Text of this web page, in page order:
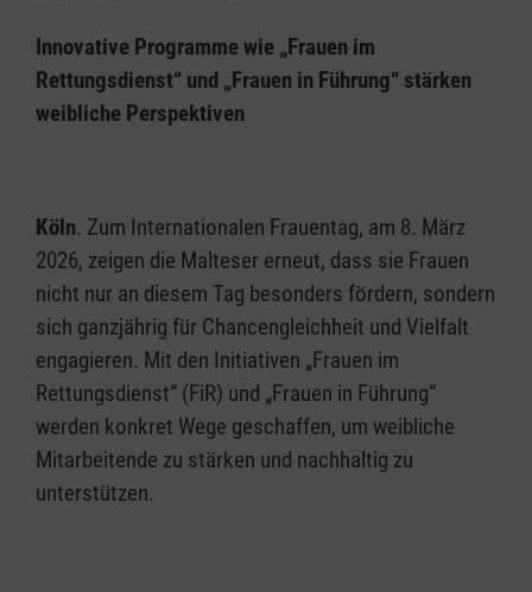
Innovative Programme wie „Frauen im
Rettungsdienst“ und „Frauen in Führung“ stärken
weibliche Perspektiven
Köln. Zum Internationalen Frauentag, am 8. März
2026, zeigen die Malteser erneut, dass sie Frauen
nicht nur an diesem Tag besonders fördern, sondern
sich ganzjährig für Chancengleichheit und Vielfalt
engagieren. Mit den Initiativen „Frauen im
Rettungsdienst“ (FiR) und „Frauen in Führung“
werden konkret Wege geschaffen, um weibliche
Mitarbeitende zu stärken und nachhaltig zu
unterstützen.